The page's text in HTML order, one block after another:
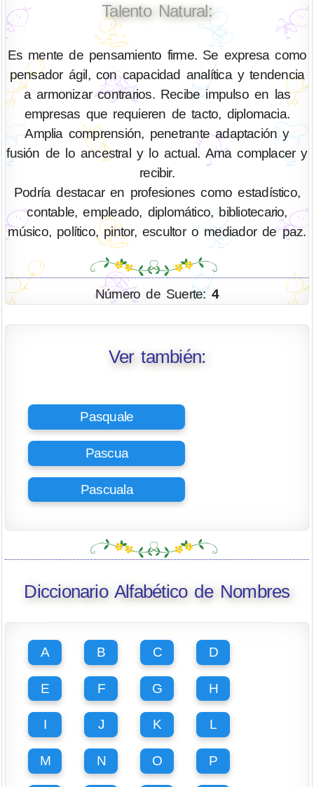
Talento Natural:
Es mente de pensamiento firme. Se expresa como
pensador ágil, con capacidad analítica y tendencia
a armonizar contrarios. Recibe impulso en las
empresas que requieren de tacto, diplomacia.
Amplia comprensión, penetrante adaptación y
fusión de lo ancestral y lo actual. Ama complacer y
recibir.
Podría destacar en profesiones como estadístico,
contable, empleado, diplomático, bibliotecario,
músico, político, pintor, escultor o mediador de paz.
Número de Suerte: 4
Ver también:
Pasquale
Pascua
Pascuala
Diccionario Alfabético de Nombres
A B C D
E F G H
I J K L
M N O P